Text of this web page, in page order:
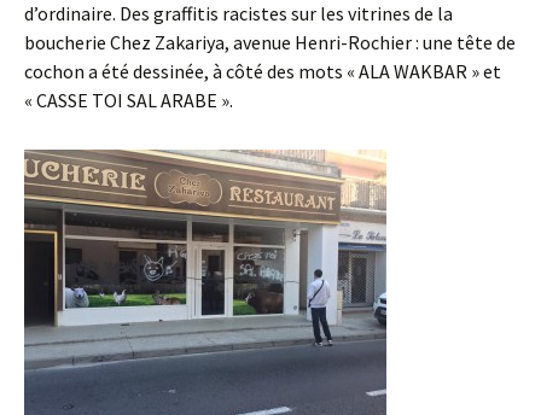
d’ordinaire. Des graffitis racistes sur les vitrines de la
boucherie Chez Zakariya, avenue Henri-Rochier : une tête de
cochon a été dessinée, à côté des mots « ALA WAKBAR » et
« CASSE TOI SAL ARABE ».